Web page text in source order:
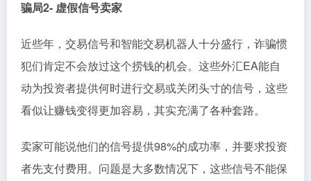
骗局2- 虚假信号卖家
近些年，交易信号和智能交易机器人十分盛行，诈骗惯
犯们肯定不会放过这个捞钱的机会。这些外汇EA能自
动为投资者提供何时进行交易或关闭头寸的信号，这些
看似让赚钱变得更加容易，其实充满了各种套路。
卖家可能说他们的信号提供98%的成功率，并要求投资
者先支付费用。问题是大多数情况下，这些信号不能保